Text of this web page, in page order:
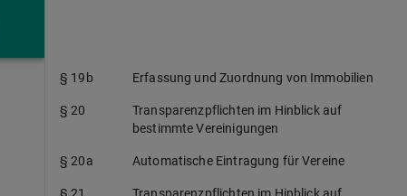
§ 19b Erfassung und Zuordnung von Immobilien
§ 20
Transparenzpflichten im Hinblick auf
bestimmte Vereinigungen
§ 20a Automatische Eintragung für Vereine